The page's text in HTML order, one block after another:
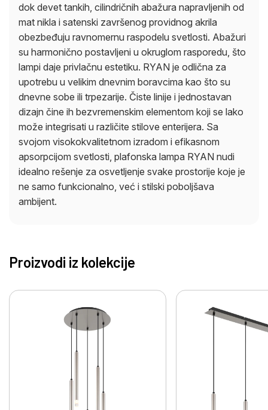
dok devet tankih, cilindričnih abažura napravljenih od
mat nikla i satenski završenog providnog akrila
obezbeđuju ravnomernu raspodelu svetlosti. Abažuri
su harmonično postavljeni u okruglom rasporedu, što
lampi daje privlačnu estetiku. RYAN je odlična za
upotrebu u velikim dnevnim boravcima kao što su
dnevne sobe ili trpezarije. Čiste linije i jednostavan
dizajn čine ih bezvremenskim elementom koji se lako
može integrisati u različite stilove enterijera. Sa
svojom visokokvalitetnom izradom i efikasnom
apsorpcijom svetlosti, plafonska lampa RYAN nudi
idealno rešenje za osvetljenje svake prostorije koje je
ne samo funkcionalno, već i stilski poboljšava
ambijent.
Proizvodi iz kolekcije